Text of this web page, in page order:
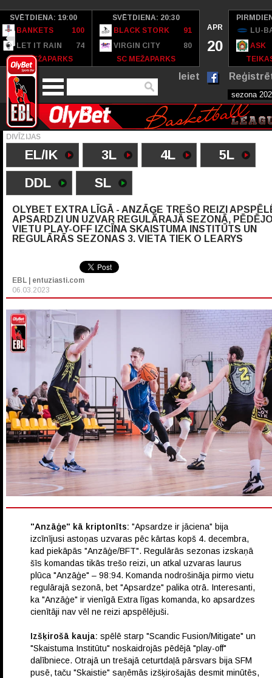
SVĒTDIENA: 19:00
BANKETS
100
LET IT RAIN
74
SC MEŽAPARKS
SVĒTDIENA: 20:30
BLACK STORK
91
VIRGIN CITY
80
SC MEŽAPARKS
APR
20
LU-
ASK
Ieiet
DIVĪZIJAS
EL/IK 3L 4L
5L
DDL
SL
OLYBET EXTRA LĪGĀ - ANZĀĢE TREŠO REIZI
APSARDZI UN UZVAR REGULĀRAJĀ SEZONĀ,
VIETU PLAY-OFF IZCĪNA SKAISTUMA INSTITŪTS UN
REGULĀRĀS SEZONAS 3. VIETA TIEK O LEARYS
EBL | entuziasti.com
06.03.2023
"Anzāģe" kā kriptonīts: "Apsardze ir jāciena" bija
izcīnījusi astoņas uzvaras pēc kārtas kopš 4. decembra,
kad piekāpās "Anzāģe/BFT". Regulārās sezonas izskaņā
šīs komandas tikās trešo reizi, un atkal uzvaras laurus
plūca "Anzāģe" – 98:94. Komanda nodrošināja pirmo vietu
regulārajā sezonā, bet "Apsardze" palika otrā. Interesanti,
ka "Anzāģe" ir vienīgā Extra līgas komanda, ko apsardzes
cienītāji nav vēl ne reizi apspēlējuši.
Izšķirošā kauja: spēlē starp "Scandic Fusion/Mitigate" un
"Skaistuma Institūtu" noskaidrojās pēdējā "play-off"
dalībniece. Otrajā un trešajā ceturtdaļā pārsvars bija SFM
pusē, taču "Skaistie" saņēmās izšķirošajās desmit minūtēs,